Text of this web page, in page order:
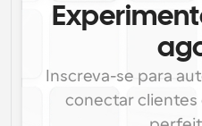
Inscreva-se para
conectar